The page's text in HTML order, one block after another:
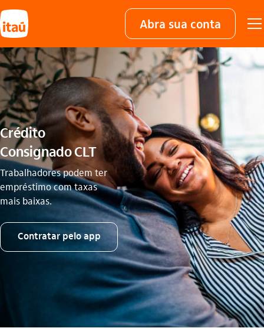
Abra sua conta
Crédito
Consignado CLT
Trabalhadores podem ter
empréstimo com taxas
mais baixas.
Contratar pelo app